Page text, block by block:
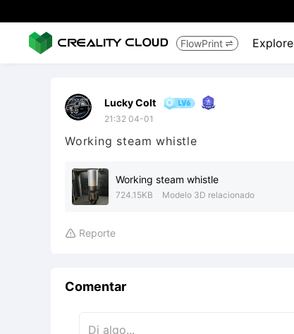
FlowPrint  Explore
Lucky Colt
21:32 04-01
Working steam whistle
Working steam whistle
724.15KB Modelo 3D relacionado
 Reporte
Comentar